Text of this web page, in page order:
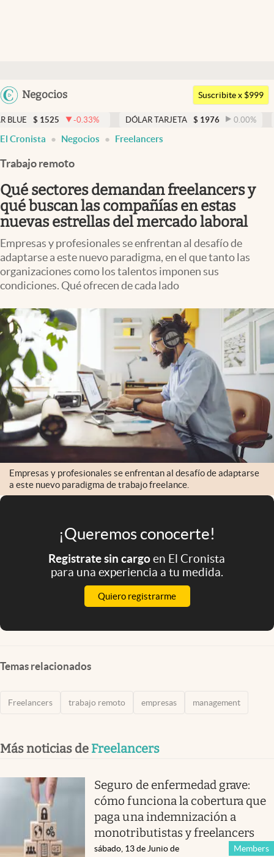
Argentina
Uruguay
Negocios
Members
Economía y Política
Finanzas y Mercados
Mercados Online
Negocios
Columnistas
Apertura
Infotechnology
Clima
Mundial 2026
Eventos Corporativos
El Cronista Studio
Mediakit
abre en nueva pestaña
Suscribite x $999
-0.33% DÓLAR TARJETA $ 1976 0.00 % DÓLAR
El Cronista Negocios Freelancers
Trabajo remoto
Qué sectores demandan freelancers y
qué buscan las compañías en estas
nuevas estrellas del mercado laboral
Empresas y profesionales se enfrentan al desafío de
adaptarse a este nuevo paradigma, en el que tanto las
organizaciones como los talentos imponen sus
condiciones. Qué ofrecen de cada lado
Empresas y profesionales se enfrentan al desafío de adaptarse
a este nuevo paradigma de trabajo freelance.
¡Queremos conocerte!
Registrate sin cargoen El Cronista
para una experiencia a tu medida.
Quiero registrarme
Temas relacionados
Freelancers trabajo remoto empresas management
Más noticias de Freelancers
Seguro de enfermedad grave:
cómo funciona la cobertura que
paga una indemnización a
monotributistas y freelancers
Members
sábado, 13 de Junio de